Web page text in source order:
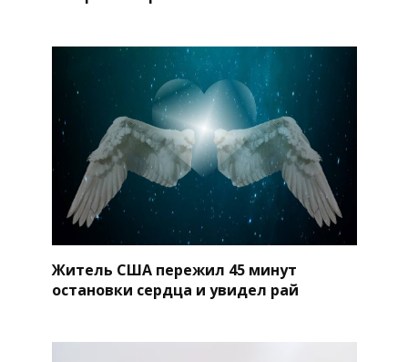
Житель США пережил 45 минут
остановки сердца и увидел рай